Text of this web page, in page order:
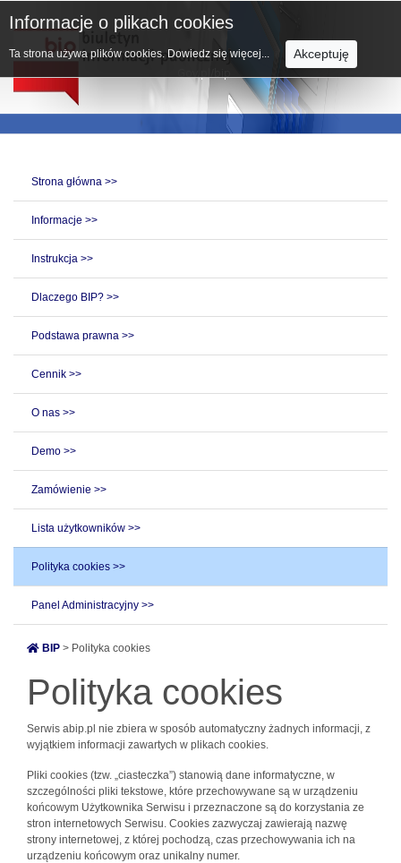
Strona główna >>
Informacje >>
Instrukcja >>
Dlaczego BIP? >>
Podstawa prawna >>
Cennik >>
O nas >>
Demo >>
Zamówienie >>
Lista użytkowników >>
Polityka cookies >>
Panel Administracyjny >>
BIP > Polityka cookies
Polityka cookies
Serwis abip.pl nie zbiera w sposób automatyczny żadnych informacji, z
wyjątkiem informacji zawartych w plikach cookies.
Pliki cookies (tzw. „ciasteczka”) stanowią dane informatyczne, w
szczególności pliki tekstowe, które przechowywane są w urządzeniu
końcowym Użytkownika Serwisu i przeznaczone są do korzystania ze
stron internetowych Serwisu. Cookies zazwyczaj zawierają nazwę
strony internetowej, z której pochodzą, czas przechowywania ich na
urządzeniu końcowym oraz unikalny numer.
Informacje o plikach cookies
Ta strona używa plików cookies. Dowiedz się więcej... Akceptuję